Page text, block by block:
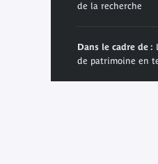
de la recherche
Dans le cadre de :
de patrimoine en